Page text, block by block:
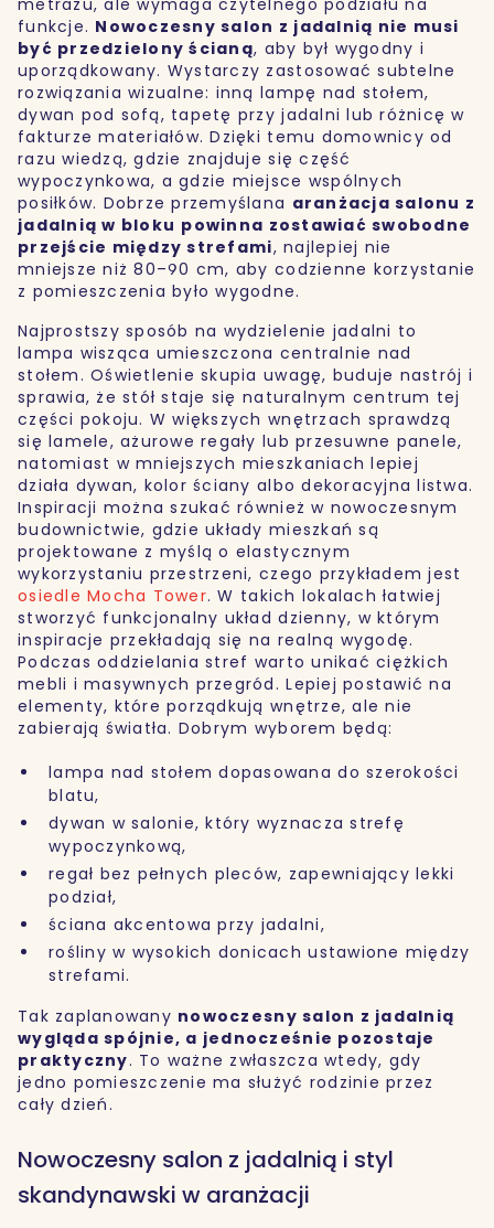
funkcje. Nowoczesny salon z jadalnią nie musi
być przedzielony ścianą, aby był wygodny i
uporządkowany. Wystarczy zastosować subtelne
rozwiązania wizualne: inną lampę nad stołem,
dywan pod sofą, tapetę przy jadalni lub różnicę w
fakturze materiałów. Dzięki temu domownicy od
razu wiedzą, gdzie znajduje się część
wypoczynkowa, a gdzie miejsce wspólnych
posiłków. Dobrze przemyślana aranżacja salonu z
jadalnią w bloku powinna zostawiać swobodne
przejście między strefami, najlepiej nie
mniejsze niż 80–90 cm, aby codzienne korzystanie
z pomieszczenia było wygodne.
Najprostszy sposób na wydzielenie jadalni to
lampa wisząca umieszczona centralnie nad
stołem. Oświetlenie skupia uwagę, buduje nastrój i
sprawia, że stół staje się naturalnym centrum tej
części pokoju. W większych wnętrzach sprawdzą
się lamele, ażurowe regały lub przesuwne panele,
natomiast w mniejszych mieszkaniach lepiej
działa dywan, kolor ściany albo dekoracyjna listwa.
Inspiracji można szukać również w nowoczesnym
budownictwie, gdzie układy mieszkań są
projektowane z myślą o elastycznym
wykorzystaniu przestrzeni, czego przykładem jest
osiedle Mocha Tower. W takich lokalach łatwiej
stworzyć funkcjonalny układ dzienny, w którym
inspiracje przekładają się na realną wygodę.
Podczas oddzielania stref warto unikać ciężkich
mebli i masywnych przegród. Lepiej postawić na
elementy, które porządkują wnętrze, ale nie
zabierają światła. Dobrym wyborem będą:
lampa nad stołem dopasowana do szerokości
blatu,
dywan w salonie, który wyznacza strefę
wypoczynkową,
regał bez pełnych pleców, zapewniający lekki
podział,
ściana akcentowa przy jadalni,
rośliny w wysokich donicach ustawione między
strefami.
Tak zaplanowany nowoczesny salon z jadalnią
wygląda spójnie, a jednocześnie pozostaje
praktyczny. To ważne zwłaszcza wtedy, gdy
jedno pomieszczenie ma służyć rodzinie przez
cały dzień.
Nowoczesny salon z jadalnią i styl
skandynawski w aranżacji